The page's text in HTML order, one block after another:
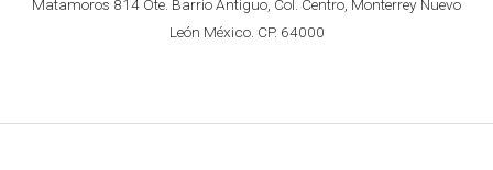
Matamoros 814 Ote. Barrio Antiguo, Col. Centro, Monterrey Nuevo
León México. CP. 64000